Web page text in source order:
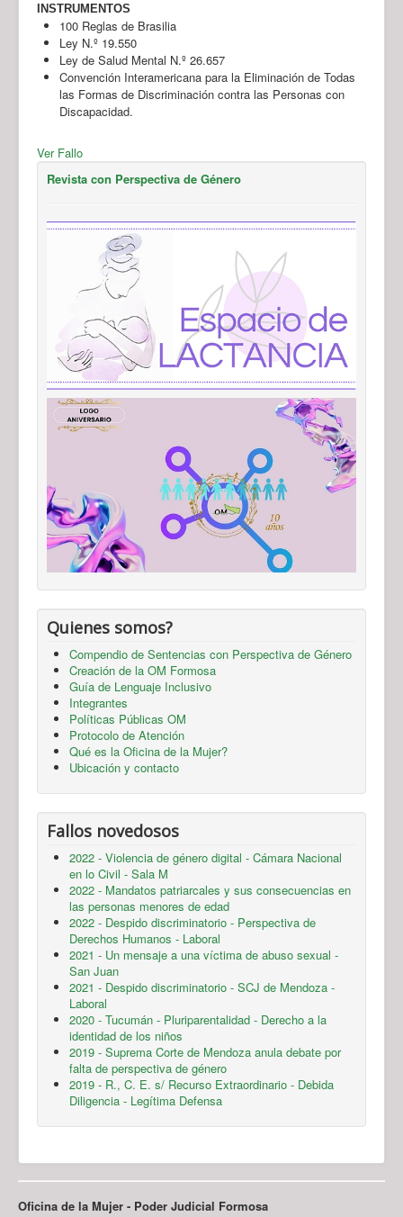
INSTRUMENTOS
100 Reglas de Brasilia
Ley N.º 19.550
Ley de Salud Mental N.º 26.657
Convención Interamericana para la Eliminación de Todas
las Formas de Discriminación contra las Personas con
Discapacidad.
Ver Fallo
Revista con Perspectiva de Género
Quienes somos?
Compendio de Sentencias con Perspectiva de Género
Creación de la OM Formosa
Guía de Lenguaje Inclusivo
Integrantes
Políticas Públicas OM
Protocolo de Atención
Qué es la Oficina de la Mujer?
Ubicación y contacto
Fallos novedosos
2022 - Violencia de género digital - Cámara Nacional
en lo Civil - Sala M
2022 - Mandatos patriarcales y sus consecuencias en
las personas menores de edad
2022 - Despido discriminatorio - Perspectiva de
Derechos Humanos - Laboral
2021 - Un mensaje a una víctima de abuso sexual -
San Juan
2021 - Despido discriminatorio - SCJ de Mendoza -
Laboral
2020 - Tucumán - Pluriparentalidad - Derecho a la
identidad de los niños
2019 - Suprema Corte de Mendoza anula debate por
falta de perspectiva de género
2019 - R., C. E. s/ Recurso Extraordinario - Debida
Diligencia - Legítima Defensa
Oficina de la Mujer - Poder Judicial Formosa